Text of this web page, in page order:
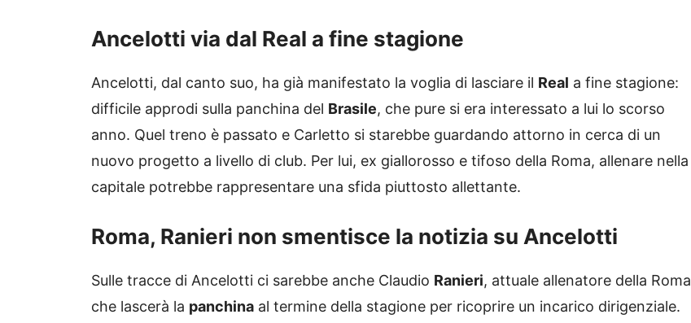
Ancelotti via dal Real a fine stagione
Ancelotti, dal canto suo, ha già manifestato la voglia di lasciare il Real a fine stagione:
difficile approdi sulla panchina del Brasile, che pure si era interessato a lui lo scorso
anno. Quel treno è passato e Carletto si starebbe guardando attorno in cerca di un
nuovo progetto a livello di club. Per lui, ex giallorosso e tifoso della Roma, allenare nella
capitale potrebbe rappresentare una sfida piuttosto allettante.
Roma, Ranieri non smentisce la notizia su Ancelotti
Sulle tracce di Ancelotti ci sarebbe anche Claudio Ranieri, attuale allenatore della Roma
che lascerà la panchina al termine della stagione per ricoprire un incarico dirigenziale.